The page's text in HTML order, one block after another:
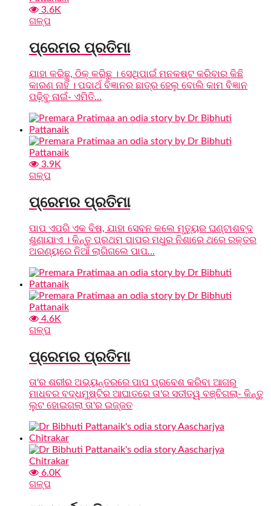
3.6K
ଗଳ୍ପ
ପ୍ରେମର ପ୍ରତିମା
ଯାହା କରିଛୁ, ଠିକ୍ କରିଛୁ । ସେଥିପାଇଁ ମନକଷ୍ଟ କରିବାର କିଛି
କାରଣ ନାହିଁ । ପଦାର୍ଥ ବିଜ୍ଞାନର ଛାତ୍ର ହେଲୁ ବୋଲି କାମ ବିଜ୍ଞାନ
ପଢ଼ିବୁ ନାଇଁ- ଏମିତି...
3.9K
ଗଳ୍ପ
ପ୍ରେମର ପ୍ରତିମା
ପାପ ଏପରି ଏକ ବିଷ, ଯାହା ସେବନ କଲେ ମୃତ୍ୟୁର ଘଣ୍ଟାଶବ୍ଦ
ଶୁଣାଯାଏ । କିନ୍ତୁ ପ୍ରଥମ ପାପର ମଧୁର ନିଶାରେ ଥରେ ରକ୍ତର
ଅରଣ୍ୟରେ ନିଆଁ ଲାଗିଗଲେ ପାପ...
4.6K
ଗଳ୍ପ
ପ୍ରେମର ପ୍ରତିମା
ତା'ର ଶରୀର ଅଭ୍ୟନ୍ତରରେ ପାପ ପ୍ରବେଶ କରିବା ଆଗରୁ
ମାଧବର ବଦ୍ଧମୁଷ୍ଟିର ଆଘାତରେ ତା'ର ସତୀତ୍ୱ ବଞ୍ଚିଗଲା- କିନ୍ତୁ
ଲୁଟ ହୋଇଗଲା ତା'ର ଇଜ୍ଜତ
6.0K
ଗଳ୍ପ